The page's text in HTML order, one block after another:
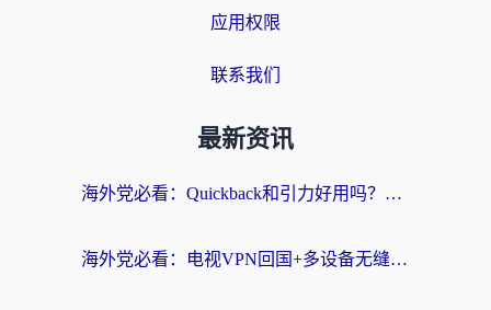
应用权限
联系我们
最新资讯
海外党必看：Quickback和引力好用吗？3分钟搞懂回国加速器怎么选
海外党必看：电视VPN回国+多设备无缝访问国内资源的实用指南